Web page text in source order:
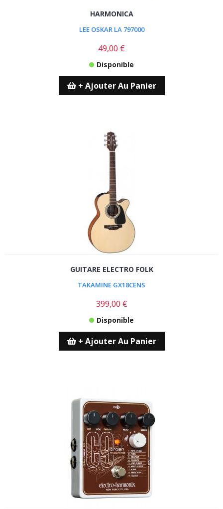
HARMONICA
LEE OSKAR LA 797000
49,00 €
Disponible
+ Ajouter Au Panier
GUITARE ELECTRO FOLK
TAKAMINE GX18CENS
399,00 €
Disponible
+ Ajouter Au Panier